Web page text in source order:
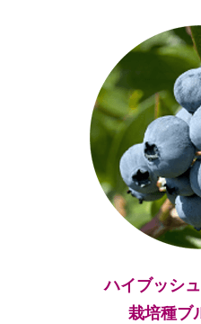
ハイブッシ
栽培種ブ